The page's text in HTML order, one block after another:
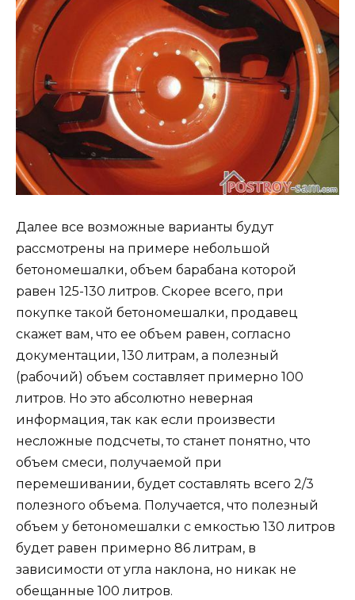
Далее все возможные варианты будут
рассмотрены на примере небольшой
бетономешалки, объем барабана которой
равен 125-130 литров. Скорее всего, при
покупке такой бетономешалки, продавец
скажет вам, что ее объем равен, согласно
документации, 130 литрам, а полезный
(рабочий) объем составляет примерно 100
литров. Но это абсолютно неверная
информация, так как если произвести
несложные подсчеты, то станет понятно, что
объем смеси, получаемой при
перемешивании, будет составлять всего 2/3
полезного объема. Получается, что полезный
объем у бетономешалки с емкостью 130 литров
будет равен примерно 86 литрам, в
зависимости от угла наклона, но никак не
обещанные 100 литров.